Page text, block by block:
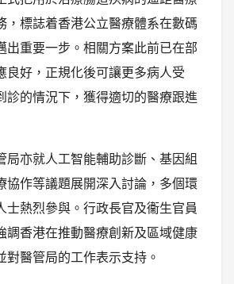
，標誌着香港公立醫療體系在數碼
出重要一步。相關方案此前已在部
良好，正規化後可讓更多病人受
診的情況下，獲得適切的醫療跟進
局亦就人工智能輔助診斷、基因組
協作等議題展開深入討論，多個環
士熱烈參與。行政長官及衞生官員
調香港在推動醫療創新及區域健康
對醫管局的工作表示支持。